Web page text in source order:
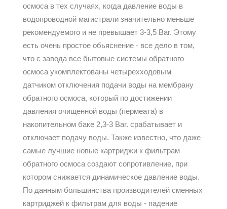
осмоса в тех случаях, когда давление воды в
водопроводной магистрали значительно меньше
рекомендуемого и не превышает 3-3,5 Bar. Этому
есть очень простое обьяснение - все дело в том,
что с завода все бытовые системы обратного
осмоса укомплектованы четырехходовым
датчиком отключения подачи воды на мембрану
обратного осмоса, который по достижении
давления очищенной воды (пермеата) в
накопительном баке 2,3-3 Bar. срабатывает и
отключает подачу воды. Также известно, что даже
самые лучшие новые картриджи к фильтрам
обратного осмоса создают сопротивление, при
котором снижается динамическое давление воды.
По данным большинства производителей сменных
картриджей к фильтрам для воды - падение